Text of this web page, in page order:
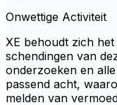
Onwettige Activiteit
XE behoudt zich
schendingen van
onderzoeken en
passend acht,
melden van